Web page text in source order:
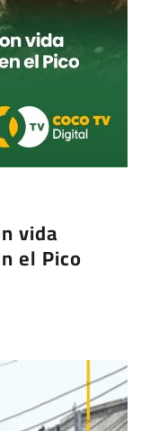
vida
el Pico